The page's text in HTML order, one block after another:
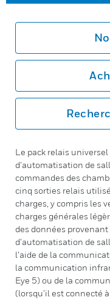
Le pack relais
d’automatisation de
commandes des
cinq sorties relais
charges, y compris les
charges générales
des données
d’automatisation de
l’aide de la
la communication
Eye 5) ou de la
(lorsqu’il est connecté